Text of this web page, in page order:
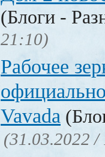
(Блоги -
21:10)
Рабочее
Vavada
(31.03.2022 /